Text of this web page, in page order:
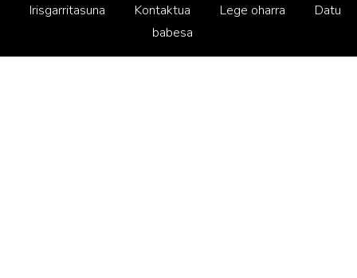
Irisgarritasuna Kontaktua Lege oharra
Datu
babesa